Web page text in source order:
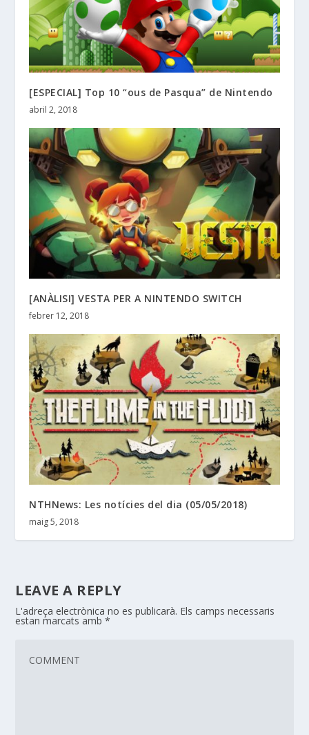
[ESPECIAL] Top 10 “ous de Pasqua” de Nintendo
abril 2, 2018
[ANÀLISI] VESTA PER A NINTENDO SWITCH
febrer 12, 2018
NTHNews: Les notícies del dia (05/05/2018)
maig 5, 2018
LEAVE A REPLY
L'adreça electrònica no es publicarà. Els camps necessaris
estan marcats amb*